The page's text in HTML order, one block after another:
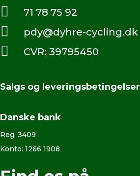
 71 78 75 92
 pdy@dyhre-cycling.dk
 CVR: 39795450
Salgs og leveringsbetingelser
Danske bank
Reg. 3409
Konto: 1266 1908